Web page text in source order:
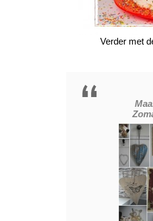
Verder met